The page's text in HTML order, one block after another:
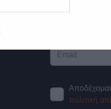
Εγγραφή
πολιτική